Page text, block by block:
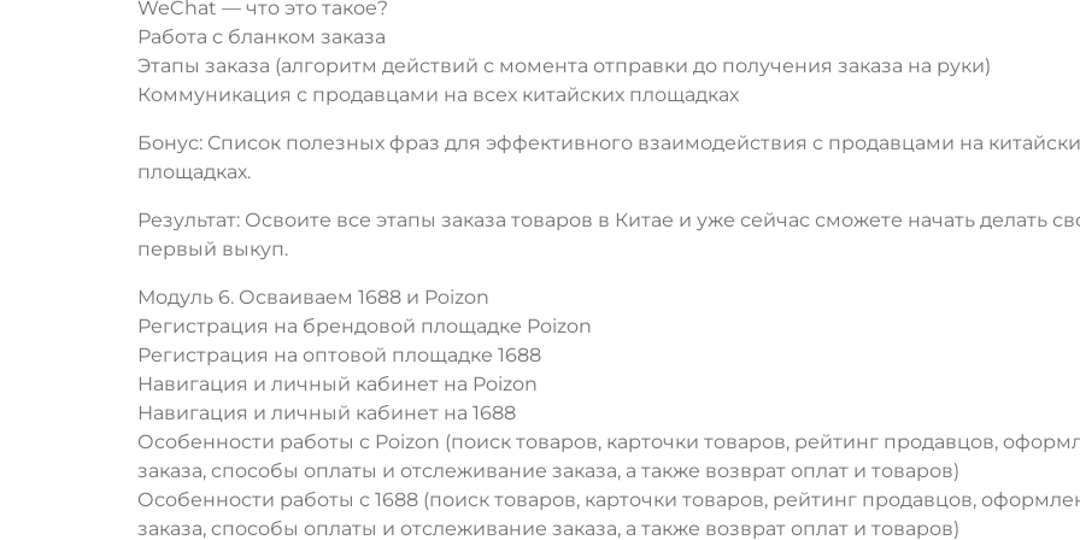
WeChat — что это такое?
Работа с бланком заказа
Этапы заказа (алгоритм действий с момента отправки до получения заказа на руки)
Коммуникация с продавцами на всех китайских площадках
Бонус: Список полезных фраз для эффективного взаимодействия с продавцами на
площадках.
Результат: Освоите все этапы заказа товаров в Китае и уже сейчас сможете начать делать
первый выкуп.
Модуль 6. Осваиваем 1688 и Poizon
Регистрация на брендовой площадке Poizon
Регистрация на оптовой площадке 1688
Навигация и личный кабинет на Poizon
Навигация и личный кабинет на 1688
Особенности работы с Poizon (поиск товаров, карточки товаров, рейтинг продавцов,
заказа, способы оплаты и отслеживание заказа, а также возврат оплат и товаров)
Особенности работы с 1688 (поиск товаров, карточки товаров, рейтинг продавцов,
заказа, способы оплаты и отслеживание заказа, а также возврат оплат и товаров)